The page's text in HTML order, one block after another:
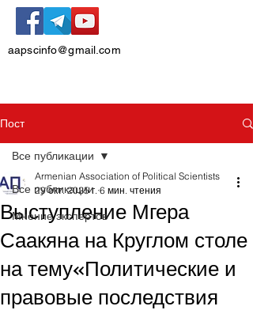
aapscinfo@gmail.com
Пост
Все публикации
Мнение экспертов
Все публикации
Выступление Мгера
Саакяна на Круглом столе
на тему«Политические и
правовые последствия
Armenian Association of Political Scientists
29 окт. 2025 г. 6 мин. чтения